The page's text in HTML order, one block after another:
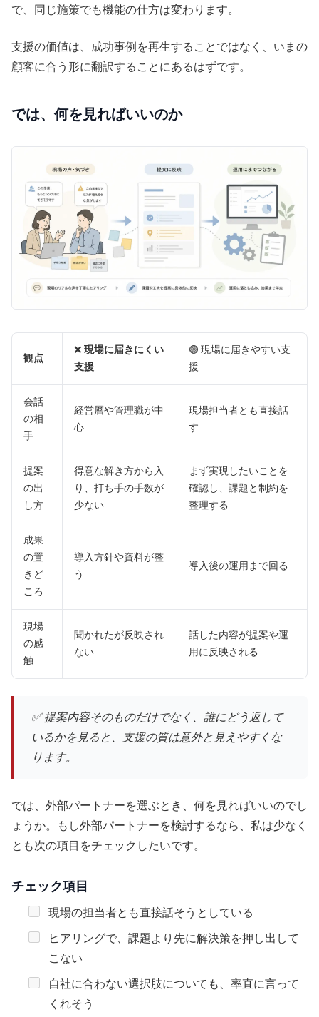
で、同じ施策でも機能の仕方は変わります。
支援の価値は、成功事例を再生することではなく、いまの
顧客に合う形に翻訳することにあるはずです。
では、何を見ればいいのか
観点
❌現場に届きにくい
支援
🟢 現場に届きやすい支
援
会話
の相
手
経営層や管理職が中
心
現場担当者とも直接話
す
提案
の出
し方
得意な解き方から入
り、打ち手の手数が
少ない
まず実現したいことを
確認し、課題と制約を
整理する
成果
の置
きど
ころ
導入方針や資料が整
う
導入後の運用まで回る
現場
の感
触
聞かれたが反映され
ない
話した内容が提案や運
用に反映される
✅ 提案内容そのものだけでなく、誰にどう返して
いるかを見ると、支援の質は意外と見えやすくな
ります。
では、外部パートナーを選ぶとき、何を見ればいいのでし
ょうか。もし外部パートナーを検討するなら、私は少なく
とも次の項目をチェックしたいです。
チェック項目
現場の担当者とも直接話そうとしている
ヒアリングで、課題より先に解決策を押し出して
こない
自社に合わない選択肢についても、率直に言って
くれそう